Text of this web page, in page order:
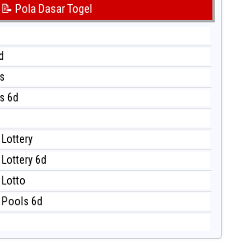
Day
📝 Pola Dasar Togel
6d
6d
Lotto
6d